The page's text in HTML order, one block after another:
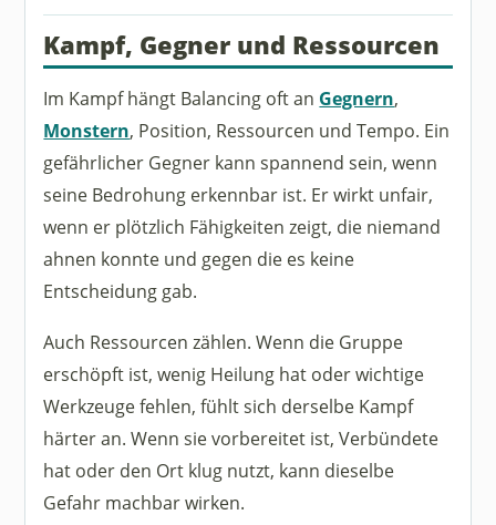
Kampf, Gegner und Ressourcen
Im Kampf hängt Balancing oft an Gegnern,
Monstern, Position, Ressourcen und Tempo. Ein
gefährlicher Gegner kann spannend sein, wenn
seine Bedrohung erkennbar ist. Er wirkt unfair,
wenn er plötzlich Fähigkeiten zeigt, die niemand
ahnen konnte und gegen die es keine
Entscheidung gab.
Auch Ressourcen zählen. Wenn die Gruppe
erschöpft ist, wenig Heilung hat oder wichtige
Werkzeuge fehlen, fühlt sich derselbe Kampf
härter an. Wenn sie vorbereitet ist, Verbündete
hat oder den Ort klug nutzt, kann dieselbe
Gefahr machbar wirken.